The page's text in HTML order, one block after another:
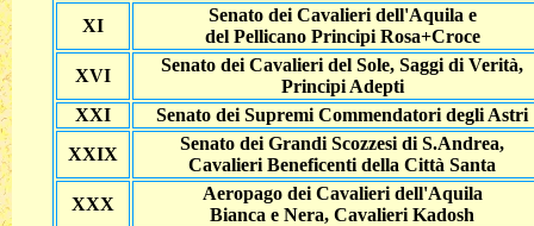
XI
Senato dei Cavalieri dell'Aquila e
del Pellicano Principi Rosa+Croce
XVI
Senato dei Cavalieri del Sole, Saggi di Verità,
Principi Adepti
XXI
Senato dei Supremi Commendatori degli Astri
XXIX
Senato dei Grandi Scozzesi di S.Andrea,
Cavalieri Beneficenti della Città Santa
XXX
Aeropago dei Cavalieri dell'Aquila
Bianca e Nera, Cavalieri Kadosh